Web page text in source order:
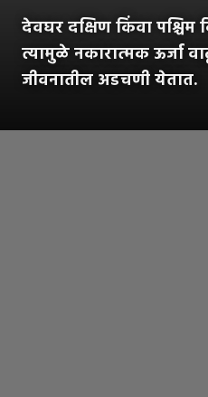
देवघर दक्षिण किंवा
त्यामुळे नकारात्मक ऊर्जा
जीवनातील अडचणी येतात.